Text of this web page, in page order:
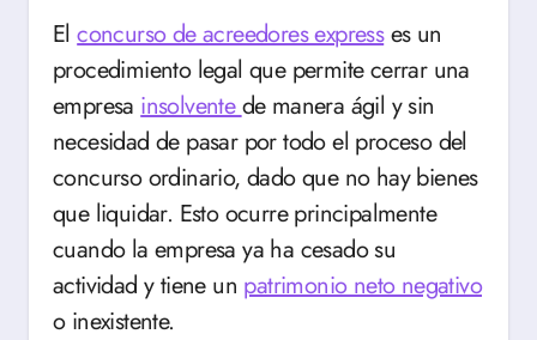
Elconcurso de acreedores expresses un
procedimiento legal que permite cerrar una
empresa insolventede manera ágil y sin
necesidad de pasar por todo el proceso del
concurso ordinario, dado que no hay bienes
que liquidar. Esto ocurre principalmente
cuando la empresa ya ha cesado su
actividad y tiene un patrimonio neto negativo
o inexistente.